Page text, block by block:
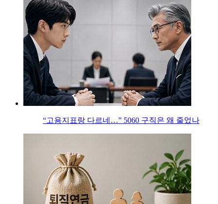
“고용지표랑 다르네…” 5060 구직은 왜 줄었나